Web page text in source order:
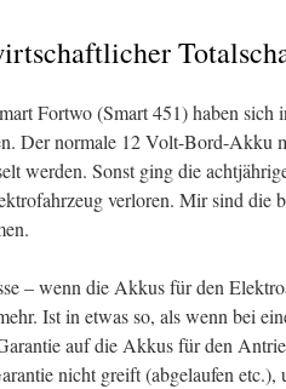
Fortwo (Smart 451) haben
Der normale 12 Volt-Bord-Akku
werden. Sonst ging die
verloren. Mir sind die
– wenn die Akkus für den
Ist in etwas so, als wenn bei
auf die Akkus für den
nicht greift (abgelaufen